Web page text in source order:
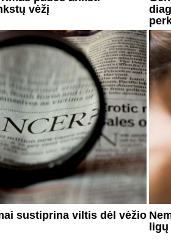
vėžį
sustiprina viltis dėl vėžio
ligų